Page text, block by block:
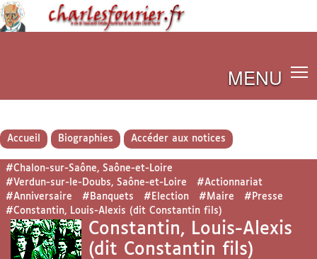
MENU
Accueil Biographies Accéder aux notices
#Chalon-sur-Saône, Saône-et-Loire
#Verdun-sur-le-Doubs, Saône-et-Loire
#Actionnariat
#Anniversaire
#Banquets #Election #Maire
#Presse
#Constantin, Louis-Alexis (dit Constantin fils)
Constantin, Louis-Alexis
(dit Constantin fils)